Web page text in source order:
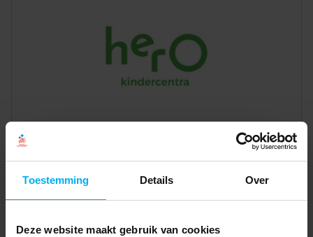
Toestemming Details Over
Deze website maakt gebruik van cookies